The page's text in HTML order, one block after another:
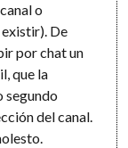
o
De
por chat un
que la
segundo
del canal.